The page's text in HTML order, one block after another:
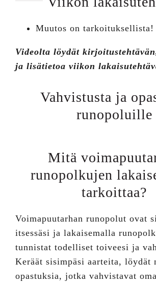
Muutos on tarkoituksellista!
Videolta löydät
ja lisätietoa viikon
Vahvistusta ja
runopoluille
Mitä
runopolkujen
tarkoittaa?
Voimapuutarhan runopolut ovat
itsessäsi ja lakaisemalla
tunnistat todelliset toiveesi ja
Keräät sisimpäsi aarteita, löydät
opastuksia, jotka vahvistavat